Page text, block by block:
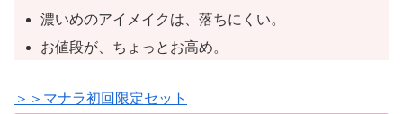
濃いめのアイメイクは、落ちにくい。
お値段が、ちょっとお高め。
＞＞マナラ初回限定セット